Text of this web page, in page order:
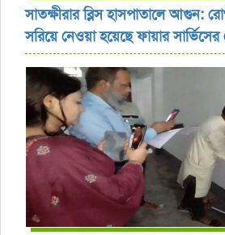
সাতক্ষীরার ব্লিস হাসপাতালে আগুন:
সরিয়ে নেওয়া হয়েছে ফায়ার সার্ভিসের